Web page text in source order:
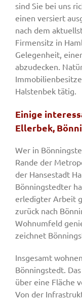
sind Sie bei uns
einen versiert
nach dem
Firmensitz in
Gelegenheit,
abzudecken.
Halstenbek tätig.
Einige
Ellerbek,
Wer in
Rande der
der Hansestadt
Bönningstedter
erledigter Arbeit
zurück nach
Wohnumfeld
zeichnet
Insgesamt
Bönningstedt.
über eine Fläche
Von der